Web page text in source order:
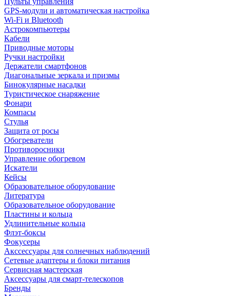
GPS-модули и автоматическая настройка
Wi-Fi и Bluetooth
Астрокомпьютеры
Кабели
Приводные моторы
Ручки настройки
Держатели смартфонов
Диагональные зеркала и призмы
Бинокулярные насадки
Туристическое снаряжение
Фонари
Компасы
Стулья
Защита от росы
Обогреватели
Противоросники
Управление обогревом
Искатели
Кейсы
Образовательное оборудование
Литература
Образовательное оборудование
Пластины и кольца
Удлинительные кольца
Флэт-боксы
Фокусеры
Акссессуары для солнечных наблюдений
Сетевые адаптеры и блоки питания
Сервисная мастерская
Аксессуары для смарт-телескопов
Бренды